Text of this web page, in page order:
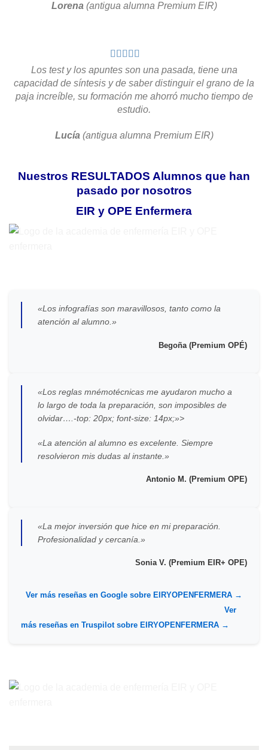
Lorena (antigua alumna Premium EIR)
Los test y los apuntes son una pasada, tiene una
capacidad de síntesis y de saber distinguir el grano de la
paja increíble, su formación me ahorró mucho tiempo de
estudio.
Lucía (antigua alumna Premium EIR)
Nuestros RESULTADOS Alumnos que han
pasado por nosotros
EIR y OPE Enfermera
«Los infografías son maravillosos, tanto como la
atención al alumno.»
Begoña (Premium OPÉ)
«Los reglas mnémotécnicas me ayudaron mucho a
lo largo de toda la preparación, son imposibles de
olvidar….-top: 20px; font-size: 14px;»>
«La atención al alumno es excelente. Siempre
resolvieron mis dudas al instante.»
Antonio M. (Premium OPE)
«La mejor inversión que hice en mi preparación.
Profesionalidad y cercanía.»
Sonia V. (Premium EIR+ OPE)
Ver más reseñas en Google sobre EIRYOPENFERMERA →
Ver
más reseñas en Truspilot sobre EIRYOPENFERMERA →